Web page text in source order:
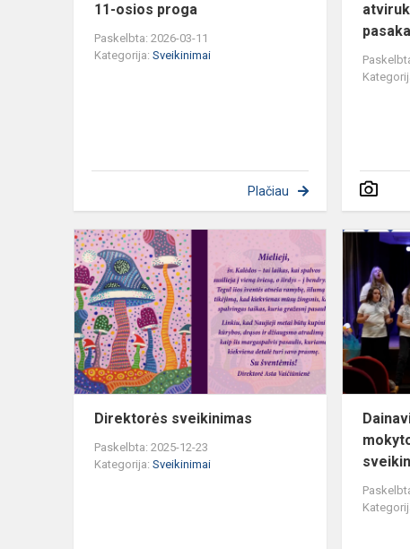
11-osios proga
Paskelbta: 2026-03-11
Kategorija: Sveikinimai
Plačiau
Direktorės
Direktorės sveikinimas
Paskelbta: 2025-12-23
Kategorija: Sveikinimai